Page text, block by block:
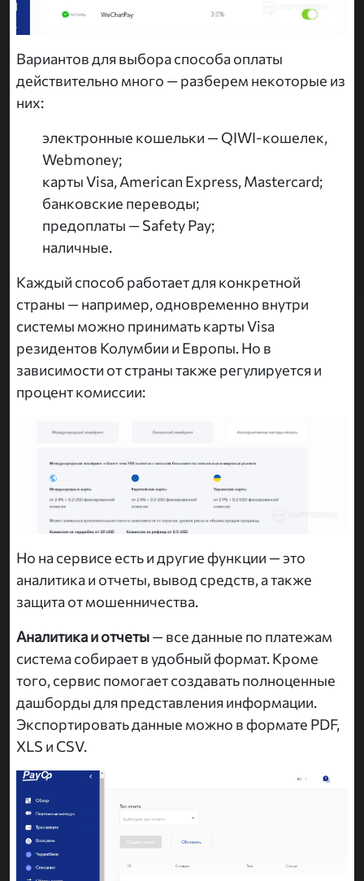
Вариантов для выбора способа оплаты
действительно много — разберем некоторые из
них:
электронные кошельки — QIWI-кошелек,
Webmoney;
карты Visa, American Express, Mastercard;
банковские переводы;
предоплаты — Safety Pay;
наличные.
Каждый способ работает для конкретной
страны — например, одновременно внутри
системы можно принимать карты Visa
резидентов Колумбии и Европы. Но в
зависимости от страны также регулируется и
процент комиссии:
Но на сервисе есть и другие функции — это
аналитика и отчеты, вывод средств, а также
защита от мошенничества.
Аналитика и отчеты— все данные по платежам
система собирает в удобный формат. Кроме
того, сервис помогает создавать полноценные
дашборды для представления информации.
Экспортировать данные можно в формате PDF,
XLS и CSV.